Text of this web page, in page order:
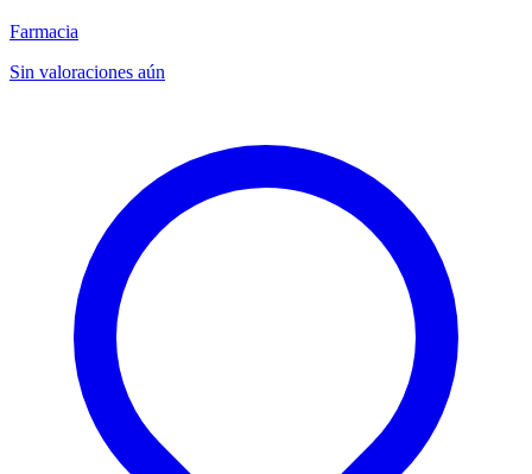
Farmacia
Sin valoraciones aún